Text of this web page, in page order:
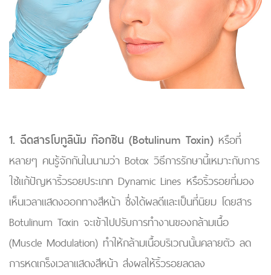
1. ฉีดสารโบทูลินัม ท๊อกซิน (Botulinum Toxin) หรือที่
หลายๆ คนรู้จักกันในนามว่า Botox วิธีการรักษานี้เหมาะกับการ
ใช้แก้ปัญหาริ้วรอยประเภท Dynamic Lines หรือริ้วรอยที่มอง
เห็นเวลาแสดงออกทางสีหน้า ซึ่งได้ผลดีและเป็นที่นิยม โดยสาร
Botulinum Toxin จะเข้าไปปรับการทำงานของกล้ามเนื้อ
(Muscle Modulation) ทำให้กล้ามเนื้อบริเวณนั้นคลายตัว ลด
การหดเกร็งเวลาแสดงสีหน้า ส่งผลให้ริ้วรอยลดลง